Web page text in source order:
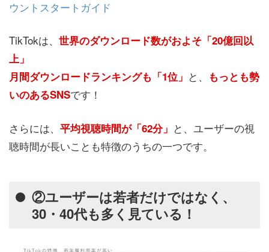
ウントスタートガイド
TikTokは、 世界のダウンロード数がおよそ「20億回以
上」
月間ダウンロードランキングも「1位」 と、
もっとも勢
いのあるSNSです！
さらには、 平均視聴時間が「62分」 と、ユーザーの視
聴時間が長いことも特徴のうちの一つです。
②ユーザーは若者だけではなく、
30・40代も多く見ている！